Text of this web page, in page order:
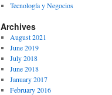
Tecnología y Negocios
Archives
August 2021
June 2019
July 2018
June 2018
January 2017
February 2016